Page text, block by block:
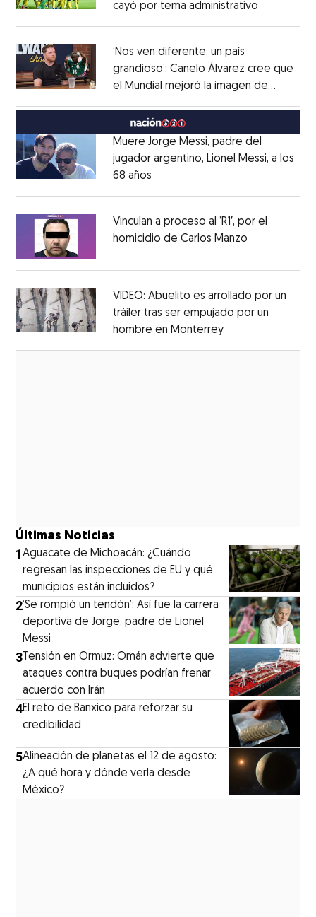
cayó por tema administrativo
‘Nos ven diferente, un país
grandioso’: Canelo Álvarez cree que
el Mundial mejoró la imagen de
MéxicoOpens in new window
Muere Jorge Messi, padre del
jugador argentino, Lionel Messi, a los
68 años
Vinculan a proceso al ’R1′, por el
homicidio de Carlos Manzo
VIDEO: Abuelito es arrollado por un
tráiler tras ser empujado por un
hombre en MonterreyOpens in new
Últimas Noticias
1Aguacate de Michoacán: ¿Cuándo
regresan las inspecciones de EU y qué
municipios están incluidos?
2‘Se rompió un tendón’: Así fue la carrera
deportiva de Jorge, padre de Lionel
Messi
3 Tensión en Ormuz: Omán advierte que
ataques contra buques podrían frenar
acuerdo con Irán
4El reto de Banxico para reforzar su
credibilidad
5Alineación de planetas el 12 de agosto:
¿A qué hora y dónde verla desde
México?